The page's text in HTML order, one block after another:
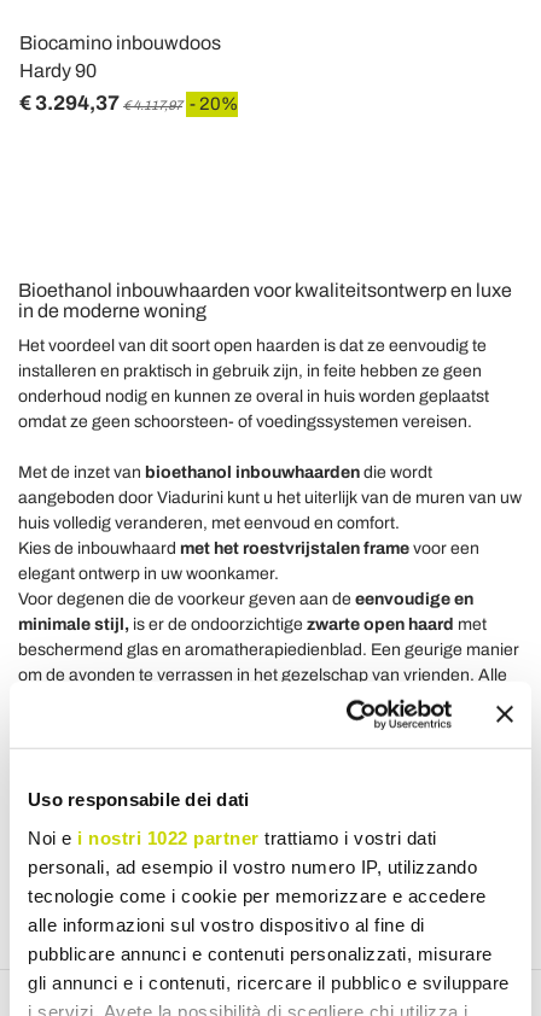
Uso responsabile dei dati
Noi e i nostri 1022 partner trattiamo i vostri dati
personali, ad esempio il vostro numero IP, utilizzando
tecnologie come i cookie per memorizzare e accedere
alle informazioni sul vostro dispositivo al fine di
pubblicare annunci e contenuti personalizzati, misurare
gli annunci e i contenuti, ricercare il pubblico e sviluppare
i servizi. Avete la possibilità di scegliere chi utilizza i
Biocamino inbouwdoos
Hardy 90
€ 3.294,37 € 4.117,97 - 20%
Bioethanol inbouwhaarden voor kwaliteitsontwerp en luxe
in de moderne woning
Het voordeel van dit soort open haarden is dat ze eenvoudig te
installeren en praktisch in gebruik zijn, in feite hebben ze geen
onderhoud nodig en kunnen ze overal in huis worden geplaatst
omdat ze geen schoorsteen- of voedingssystemen vereisen.
Met de inzet van bioethanol inbouwhaarden die wordt
aangeboden door Viadurini kunt u het uiterlijk van de muren van uw
huis volledig veranderen, met eenvoud en comfort.
Kies de inbouwhaard met het roestvrijstalen frame voor een
elegant ontwerp in uw woonkamer.
Voor degenen die de voorkeur geven aan de eenvoudige en
minimale stijl, is er de ondoorzichtige zwarte open haard met
beschermend glas en aromatherapiedienblad. Een geurige manier
om de avonden te verrassen in het gezelschap van vrienden. Alle
producten zijn gemaakt van hoogwaardig materiaalen
meer informatie over de werking van bio-ethanol haarden. Onze
medewerkers helpen u graag bij het kiezen van het model dat het
beste bij u past. U kunt contact met ons opnemen via e-mail, op ons
vaste nummer of in de juiste chat.